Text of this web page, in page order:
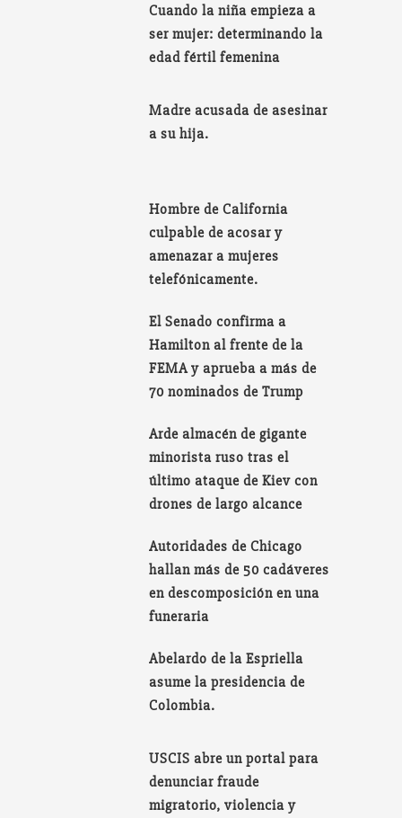
Cuando la niña empieza a
ser mujer: determinando la
edad fértil femenina
Madre acusada de asesinar
a su hija.
Hombre de California
culpable de acosar y
amenazar a mujeres
telefónicamente.
El Senado confirma a
Hamilton al frente de la
FEMA y aprueba a más de
70 nominados de Trump
Arde almacén de gigante
minorista ruso tras el
último ataque de Kiev con
drones de largo alcance
Autoridades de Chicago
hallan más de 50 cadáveres
en descomposición en una
funeraria
Abelardo de la Espriella
asume la presidencia de
Colombia.
USCIS abre un portal para
denunciar fraude
migratorio, violencia y